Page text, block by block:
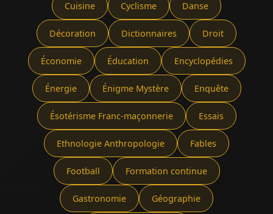
Cuisine Cyclisme Danse
Décoration Dictionnaires Droit
Économie Éducation Encyclopédies
Énergie Énigme Mystère Enquête
Ésotérisme Franc-maçonnerie Essais
Ethnologie Anthropologie Fables
Football Formation continue
Gastronomie Géographie